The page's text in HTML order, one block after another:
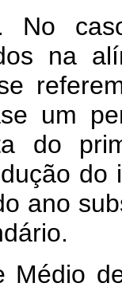
No
na
um
do
ano
Médio